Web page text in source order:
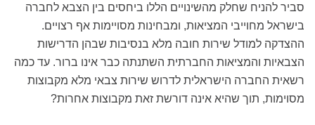
סביר להניח שחלק מהשינויים הללו ביחסים בין הצבא לחברה
בישראל מחוייבי המציאות, ומבחינות מסויימות אף רצויים.
ההצדקה למודל שירות חובה מלא בנסיבות שבהן הדרישות
הצבאיות והמציאות החברתית השתנתה כבר אינו ברור. עד כמה
רשאית החברה הישראלית לדרוש שירות צבאי מלא מקבוצות
מסוימות, תוך שהיא אינה דורשת זאת מקבוצות אחרות?